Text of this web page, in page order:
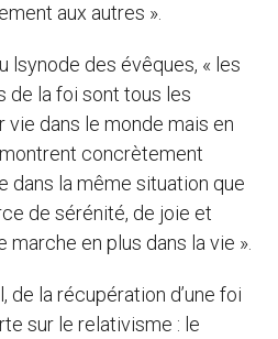
aux autres ».
lsynode des évêques, « les
de la foi sont tous les
vie dans le monde mais en
concrètement
dans la même situation que
de sérénité, de joie et
marche en plus dans la vie ».
de la récupération d’une foi
sur le relativisme : le